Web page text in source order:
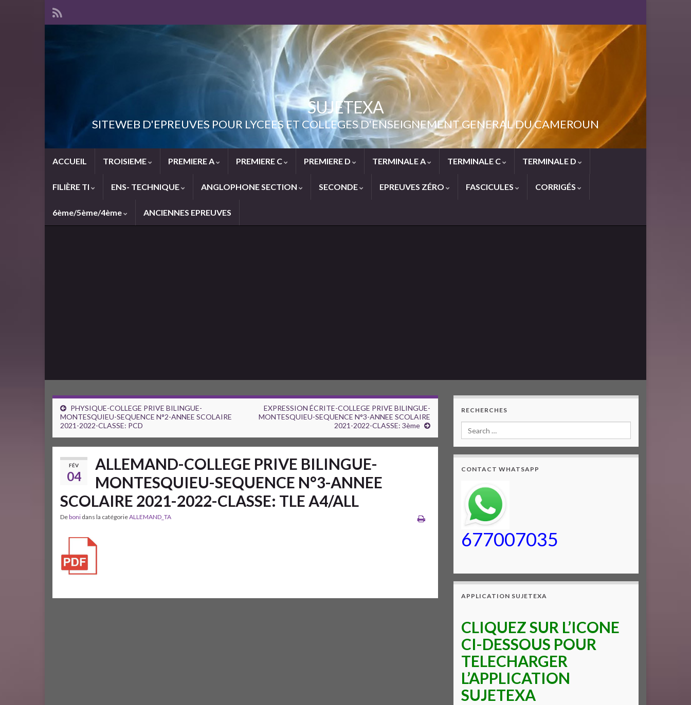
SUJETEXA
SITEWEB D'EPREUVES POUR LYCEES ET COLLEGES D'ENSEIGNEMENT GENERAL DU CAMEROUN
ACCUEIL TROISIEME PREMIERE A PREMIERE C PREMIERE D TERMINALE A TERMINALE C TERMINALE D
FILIÈRE TI ENS- TECHNIQUE ANGLOPHONE SECTION SECONDE EPREUVES ZÉRO FASCICULES CORRIGÉS
6ème/5ème/4ème ANCIENNES EPREUVES
PHYSIQUE-COLLEGE PRIVE BILINGUE-
MONTESQUIEU-SEQUENCE N°2-ANNEE SCOLAIRE
2021-2022-CLASSE: PCD
EXPRESSION ÉCRITE-COLLEGE PRIVE BILINGUE-
MONTESQUIEU-SEQUENCE N°3-ANNEE SCOLAIRE
2021-2022-CLASSE: 3ème
FÉV
04
ALLEMAND-COLLEGE PRIVE BILINGUE-
MONTESQUIEU-SEQUENCE N°3-ANNEE
SCOLAIRE 2021-2022-CLASSE: TLE A4/ALL
Deboni dans la catégorieALLEMAND_TA
RECHERCHES
CONTACT WHATSAPP
677007035
APPLICATION SUJETEXA
CLIQUEZ SUR L’ICONE
CI-DESSOUS POUR
TELECHARGER
L’APPLICATION
SUJETEXA